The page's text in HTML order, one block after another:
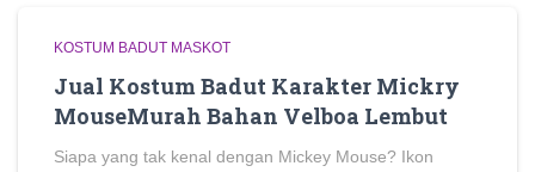
KOSTUM BADUT MASKOT
Jual Kostum Badut Karakter Mickry
MouseMurah Bahan Velboa Lembut
Siapa yang tak kenal dengan Mickey Mouse? Ikon